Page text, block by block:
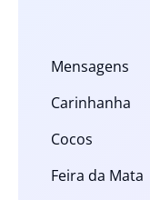
Mensagens
Carinhanha
Cocos
Feira da Mata